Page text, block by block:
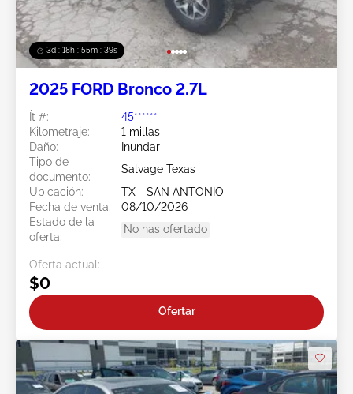
3d : 18h : 55m : 37s
2025 FORD Bronco 2.7L
Ít #:
45******
Kilometraje:
1 millas
Daño:
Inundar
Tipo de
documento:
Salvage Texas
Ubicación:
TX - SAN ANTONIO
Fecha de venta:
08/10/2026
Estado de la
oferta:
No has ofertado
Oferta actual:
$0
Ofertar